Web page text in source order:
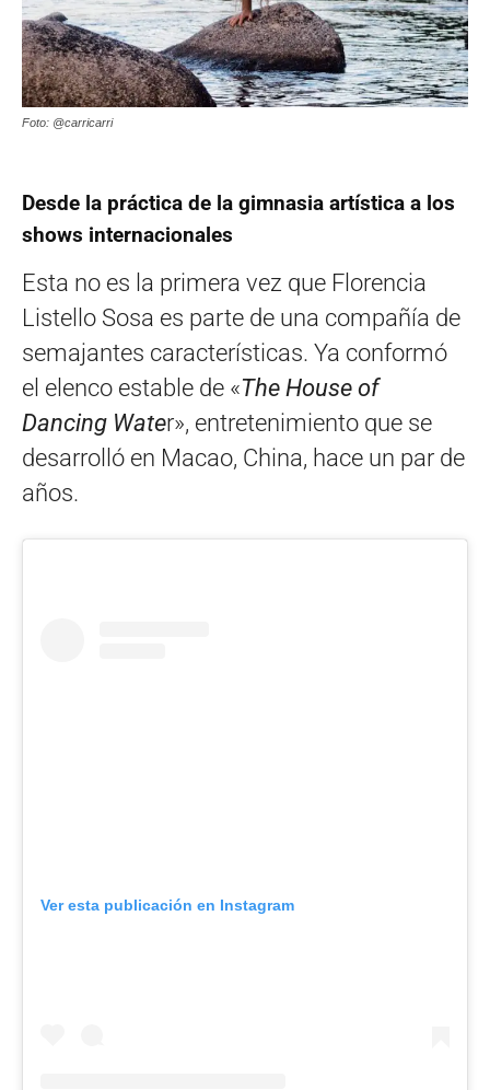
Foto: @carricarri
Desde la práctica de la gimnasia artística a los
shows internacionales
Esta no es la primera vez que Florencia
Listello Sosa es parte de una compañía de
semajantes características. Ya conformó
el elenco estable de «The House of
Dancing Water», entretenimiento que se
desarrolló en Macao, China, hace un par de
años.
Ver esta publicación en Instagram